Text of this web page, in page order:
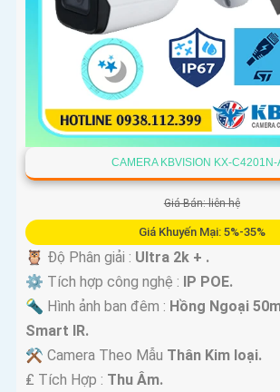
CAMERA KBVISION KX-C4201N-
Giá Bán: liên hệ
Giá Khuyến Mại: 5%-35%
🦉 Độ Phân giải : Ultra 2k + .
⚙ Tích hợp công nghệ : IP POE.
🔦 Hình ảnh ban đêm : Hồng Ngoại
Smart IR.
⚒ Camera Theo Mẫu Thân Kim loại.
️₤ Tích Hợp : Thu Âm.